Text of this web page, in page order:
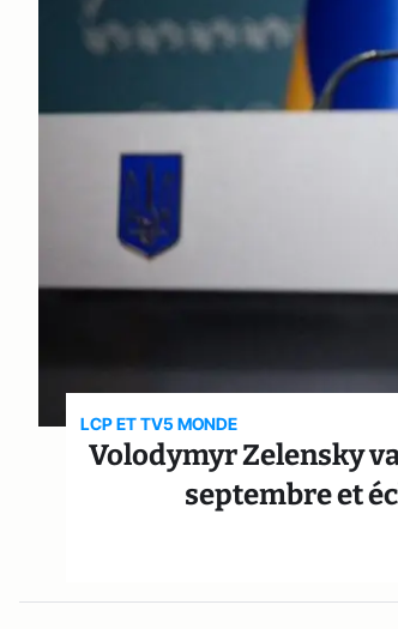
LCP ET TV5 MONDE
Volodymyr Zelensky
septembre et